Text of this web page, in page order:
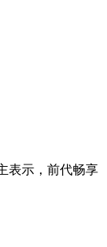
表示，前代畅享